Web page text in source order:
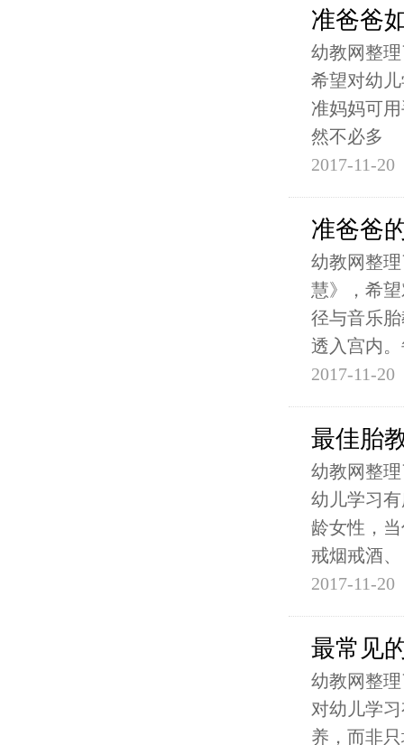
准爸爸
幼教网整
希望对幼
准妈妈可
然不必多
2017-11-20
准爸爸
幼教网整
慧》，希
径与音乐
透入宫内
2017-11-20
最佳胎
幼教网整
幼儿学习
龄女性，
戒烟戒酒、
2017-11-20
最常见
幼教网整
对幼儿学
养，而非